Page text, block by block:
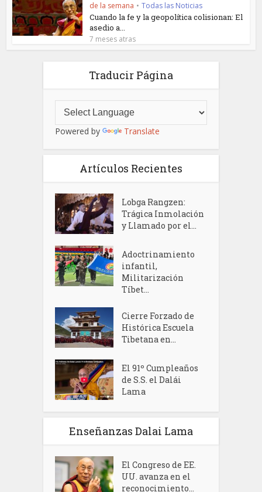
de la semana • Todas las Noticias
Cuando la fe y la geopolítica colisionan: El
asedio a...
7 meses atras
Traducir Página
Powered by Translate
Artículos Recientes
Lobga Rangzen:
Trágica Inmolación
y Llamado por el...
Adoctrinamiento
infantil,
Militarización
Tíbet...
Cierre Forzado de
Histórica Escuela
Tibetana en...
El 91º Cumpleaños
de S.S. el Dalái
Lama
Enseñanzas Dalai Lama
El Congreso de EE.
UU. avanza en el
reconocimiento...